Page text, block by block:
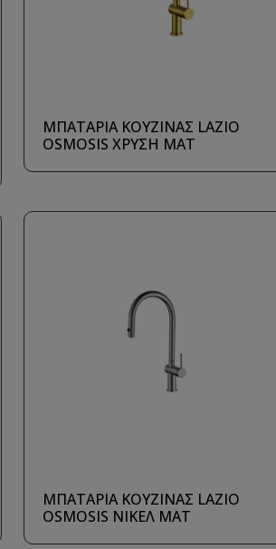
ΜΠΑΤΑΡΙΑ ΚΟΥΖΙΝΑΣ LAZIO
OSMOSIS ΧΡΥΣΗ ΜΑΤ
ΜΠΑΤΑΡΙΑ ΚΟΥΖΙΝΑΣ LAZIO
OSMOSIS ΝΙΚΕΛ ΜΑΤ